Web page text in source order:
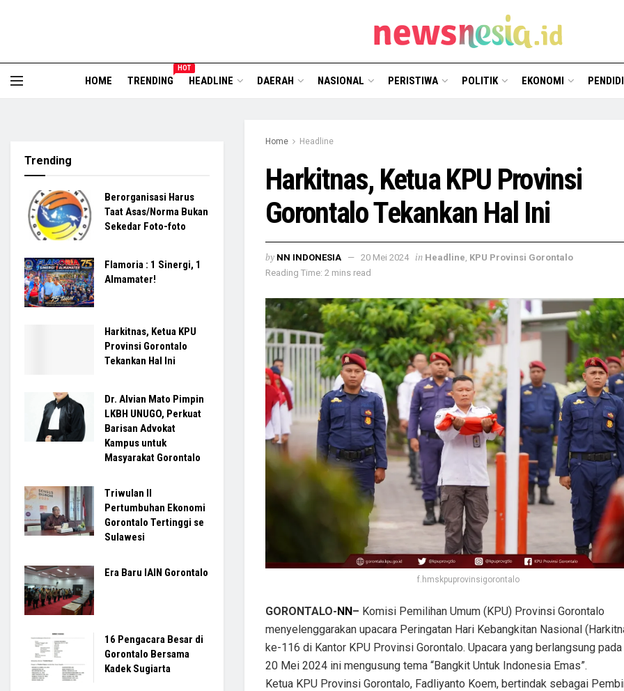
HOME TRENDING
HOT
HEADLINE DAERAH NASIONAL PERISTIWA POLITIK EKONOMI
Home Headline
Harkitnas, Ketua KPU Provinsi
Gorontalo Tekankan Hal Ini
by NN INDONESIA 20 Mei 2024 in Headline KPU Provinsi Gorontalo
Reading Time: 2 mins read
f.hmskpuprovinsigorontalo
GORONTALO-NN– Komisi Pemilihan Umum (KPU) Provinsi Gorontalo
menyelenggarakan upacara Peringatan Hari Kebangkitan Nasional
ke-116 di Kantor KPU Provinsi Gorontalo. Upacara yang berlangsung
20 Mei 2024 ini mengusung tema “Bangkit Untuk Indonesia Emas”.
Ketua KPU Provinsi Gorontalo, Fadliyanto Koem, bertindak sebagai
Trending
Berorganisasi Harus
Taat Asas/Norma Bukan
Sekedar Foto-foto
Flamoria : 1 Sinergi, 1
Almamater!
Harkitnas, Ketua KPU
Provinsi Gorontalo
Tekankan Hal Ini
Dr. Alvian Mato Pimpin
LKBH UNUGO, Perkuat
Barisan Advokat
Kampus untuk
Masyarakat Gorontalo
Triwulan II
Pertumbuhan Ekonomi
Gorontalo Tertinggi se
Sulawesi
Era Baru IAIN Gorontalo
16 Pengacara Besar di
Gorontalo Bersama
Kadek Sugiarta